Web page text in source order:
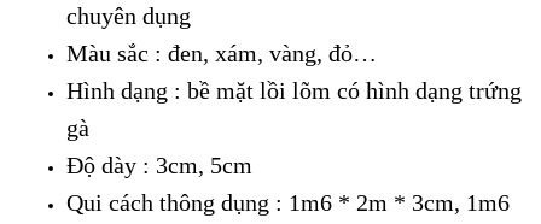
chuyên dụng
Màu sắc : đen, xám, vàng, đỏ…
Hình dạng : bề mặt lồi lõm có hình dạng trứng
gà
Độ dày : 3cm, 5cm
Qui cách thông dụng : 1m6 * 2m * 3cm, 1m6